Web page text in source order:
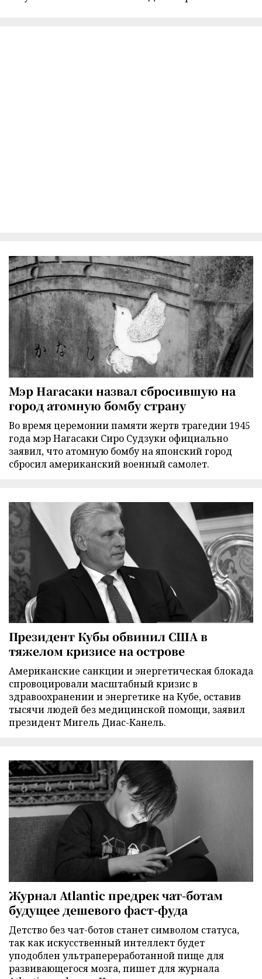
Мэр Нагасаки назвал сбросившую на
город атомную бомбу страну
Во время церемонии памяти жертв трагедии 1945
года мэр Нагасаки Сиро Судзуки официально
заявил, что атомную бомбу на японский город
сбросил американский военный самолет.
Президент Кубы обвинил США в
тяжелом кризисе на острове
Американские санкции и энергетическая блокада
спровоцировали масштабный кризис в
здравоохранении и энергетике на Кубе, оставив
тысячи людей без медицинской помощи, заявил
президент Мигель Диас-Канель.
Журнал Atlantic предрек чат-ботам
будущее дешевого фаст-фуда
Детство без чат-ботов станет символом статуса,
так как искусственный интеллект будет
уподоблен ультрапереработанной пище для
развивающегося мозга, пишет для журнала